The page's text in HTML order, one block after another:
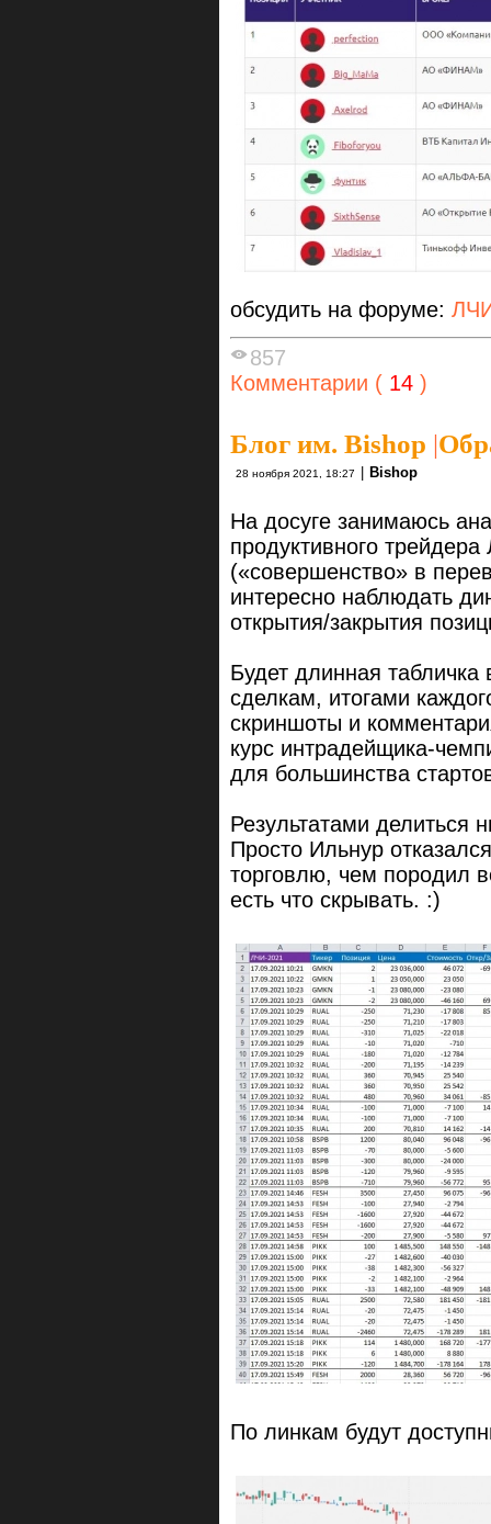
обсудить на форуме:
857
Комментарии ( 14 )
Блог им. Bishop |
28 ноября 2021, 18:27 Bishop
На досуге занимаюсь
продуктивного
(«совершенство» в
интересно наблюдать
открытия/закрытия
Будет длинная табличка
сделкам, итогами
скриншоты и
курс интрадейщика-
для большинства
Результатами делиться
Просто Ильнур
торговлю, чем породил
есть что скрывать. :)
По линкам будут